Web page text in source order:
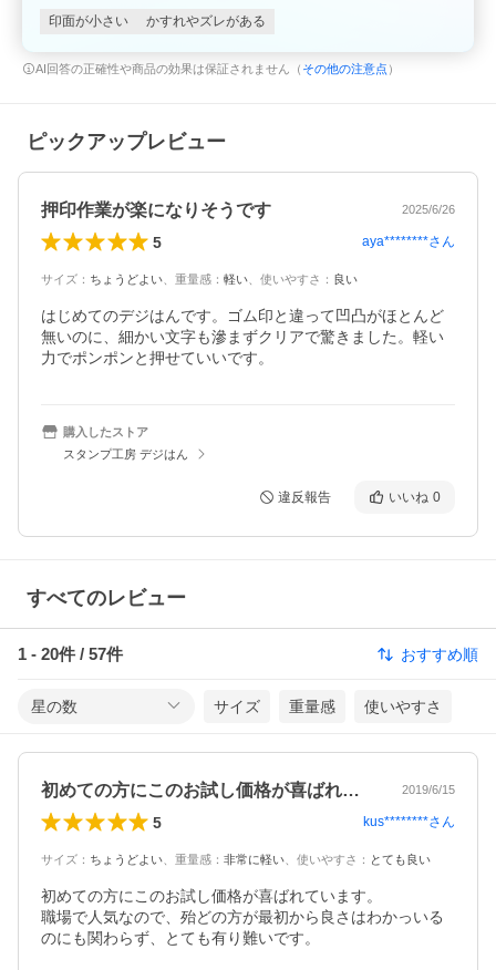
印面が小さい かすれやズレがある
AI回答の正確性や商品の効果は保証されません（ その他の注意点 ）
ピックアップレビュー
押印作業が楽になりそうです 2025/6/26
5 aya********さん
サイズ ： ちょうどよい 重量感 ： 軽い 使いやすさ ： 良い
はじめてのデジはんです。ゴム印と違って凹凸がほとんど
無いのに、細かい文字も滲まずクリアで驚きました。軽い
力でポンポンと押せていいです。
購入したストア
スタンプ工房 デジはん
違反報告 いいね 0
すべてのレビュー
1 - 20件 / 57件 おすすめ順
星の数 サイズ 重量感 使いやすさ
初めての方にこのお試し価格が喜ばれてい… 2019/6/15
5 kus********さん
サイズ ： ちょうどよい 重量感 ： 非常に軽い 使いやすさ ： とても良い
初めての方にこのお試し価格が喜ばれています。
職場で人気なので、殆どの方が最初から良さはわかっいる
のにも関わらず、とても有り難いです。